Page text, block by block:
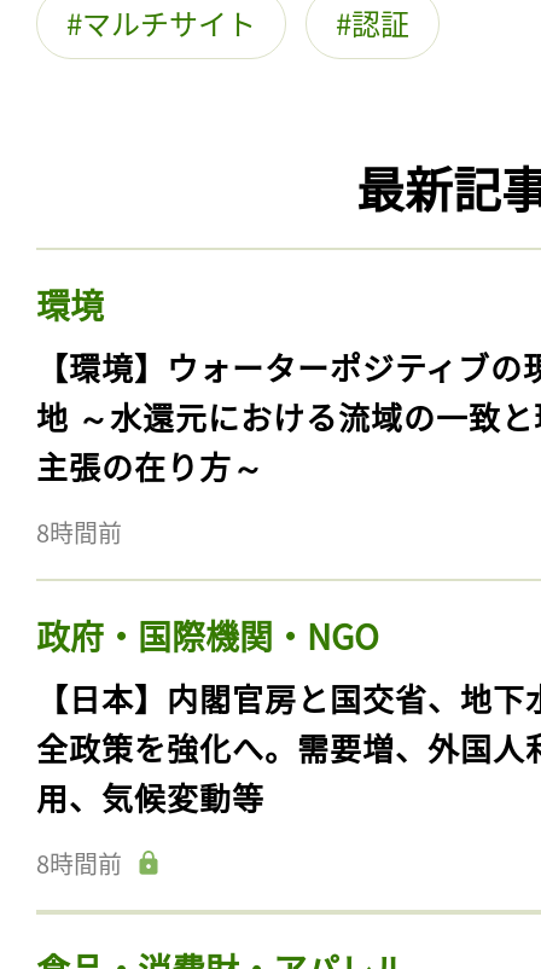
マルチサイト 認証
最新記
環境
【環境】ウォーターポジティブの
地 ～水還元における流域の一致
主張の在り方～
8時間前
政府・国際機関・NGO
【日本】内閣官房と国交省、地下
全政策を強化へ。需要増、外国人
用、気候変動等
8時間前